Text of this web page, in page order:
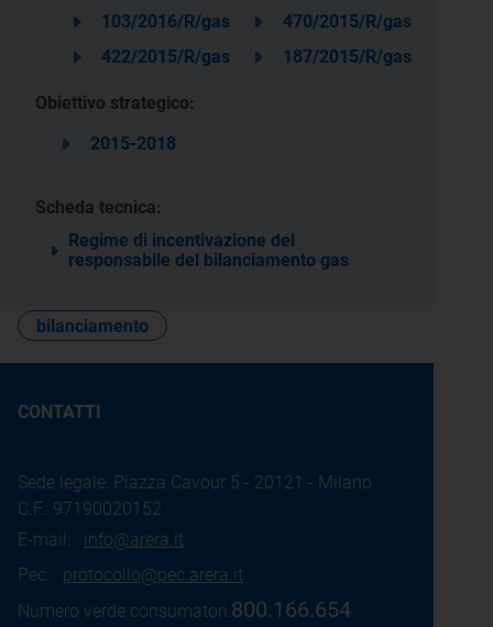
103/2016/R/gas
470/2015/R/gas
422/2015/R/gas
187/2015/R/gas
Obiettivo strategico:
2015-2018
Scheda tecnica:
Regime di incentivazione del
responsabile del bilanciamento gas
bilanciamento
CONTATTI
Sede legale: Piazza Cavour 5 - 20121 - Milano
C.F.: 97190020152
E-mail: info@arera.it
Pec: protocollo@pec.arera.it
Numero verde consumatori:800.166.654